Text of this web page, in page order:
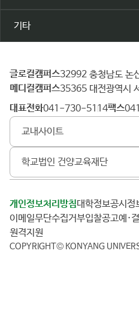
기타
건
양
대
학
글로컬캠퍼스 32992 충청남도 논
메디컬캠퍼스 35365 대전광역시
대표전화 041-730-5114 팩스
교내사이트
학교법인 건양교육재단
개인정보처리방침 대학정보공시
이메일무단수집거부
입찰공고
원격지원
COPYRIGHT© KONYANG